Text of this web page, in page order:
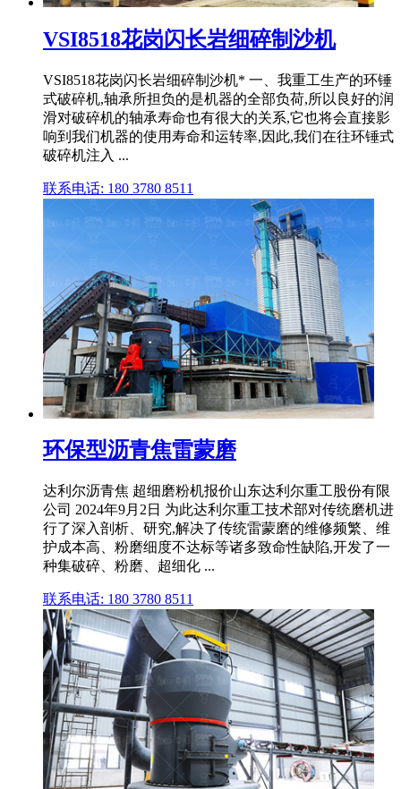
VSI8518花岗闪长岩细碎制沙机
VSI8518花岗闪长岩细碎制沙机* 一、我重工生产的环锤
式破碎机,轴承所担负的是机器的全部负荷,所以良好的润
滑对破碎机的轴承寿命也有很大的关系,它也将会直接影
响到我们机器的使用寿命和运转率,因此,我们在往环锤式
破碎机注入 ...
联系电话: 180 3780 8511
环保型沥青焦雷蒙磨
达利尔沥青焦 超细磨粉机报价山东达利尔重工股份有限
公司 2024年9月2日 为此达利尔重工技术部对传统磨机进
行了深入剖析、研究,解决了传统雷蒙磨的维修频繁、维
护成本高、粉磨细度不达标等诸多致命性缺陷,开发了一
种集破碎、粉磨、超细化 ...
联系电话: 180 3780 8511